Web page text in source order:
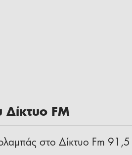
Δίκτυο FM
στο Δίκτυο Fm 91,5